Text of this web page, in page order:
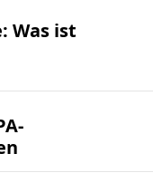
Was ist